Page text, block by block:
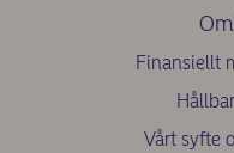
Finansiellt
Vårt syfte